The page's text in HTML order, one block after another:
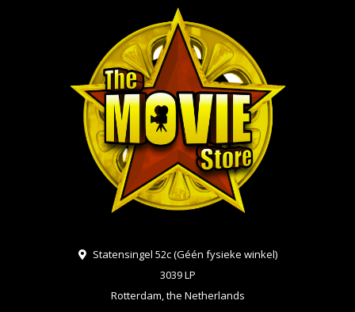
Statensingel 52c (Géén fysieke winkel)
3039 LP
Rotterdam, the Netherlands